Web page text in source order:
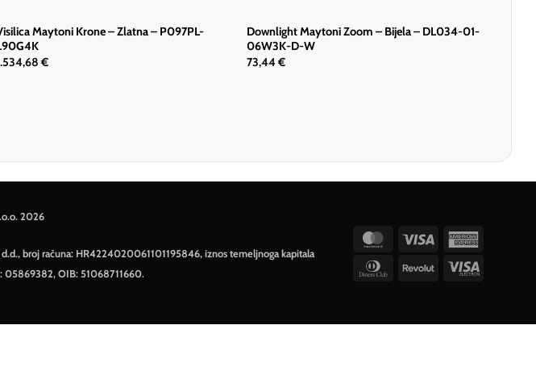
Maytoni Krone – Zlatna – P097PL-
€
Downlight Maytoni Zoom – Bijela – DL034-01-
06W3K-D-W
73,44€
2026
broj računa: HR4224020061101195846, iznos temeljnoga kapitala
05869382, OIB: 51068711660.
MasterCard
Visa
DinnersRevolutVisa